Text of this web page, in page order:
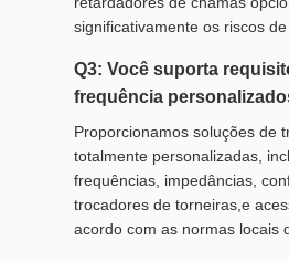
significativamente os riscos
Q3: Você suporta
frequência
Proporcionamos soluções de
totalmente personalizadas,
frequências, impedâncias,
trocadores de torneiras,e
acordo com as normas locais